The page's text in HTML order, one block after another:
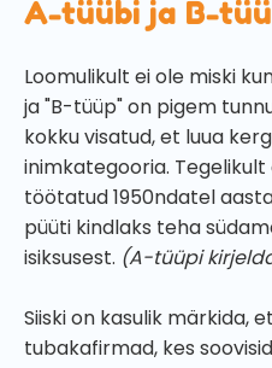
A-tüübi ja B-
Loomulikult ei ole miski
ja "B-tüüp" on pigem
kokku visatud, et luua
inimkategooria.
töötatud 1950ndatel
püüti kindlaks teha
isiksusest. (A-tüüpi
Siiski on kasulik märkida,
tubakafirmad, kes